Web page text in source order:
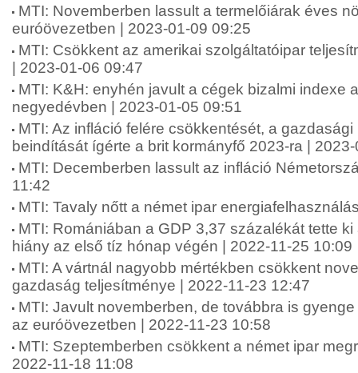
MTI: Novemberben lassult a termelőiárak éves
euróövezetben | 2023-01-09 09:25
MTI: Csökkent az amerikai szolgáltatóipar
| 2023-01-06 09:47
MTI: K&H: enyhén javult a cégek bizalmi indexe
negyedévben | 2023-01-05 09:51
MTI: Az infláció felére csökkentését, a
beindítását ígérte a brit kormányfő 2023-ra |
MTI: Decemberben lassult az infláció
11:42
MTI: Tavaly nőtt a német ipar
MTI: Romániában a GDP 3,37 százalékát tette
hiány az első tíz hónap végén | 2022-11-25 10:09
MTI: A vártnál nagyobb mértékben csökkent
gazdaság teljesítménye | 2022-11-23 12:47
MTI: Javult novemberben, de továbbra is
az euróövezetben | 2022-11-23 10:58
MTI: Szeptemberben csökkent a német ipar
2022-11-18 11:08